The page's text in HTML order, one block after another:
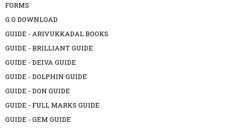
FORMS
G.O DOWNLOAD
GUIDE - ARIVUKKADAL BOOKS
GUIDE - BRILLIANT GUIDE
GUIDE - DEIVA GUIDE
GUIDE - DOLPHIN GUIDE
GUIDE - DON GUIDE
GUIDE - FULL MARKS GUIDE
GUIDE - GEM GUIDE